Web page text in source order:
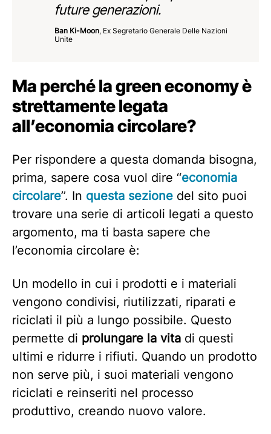
future generazioni.
Ban Ki-Moon, Ex Segretario Generale Delle Nazioni
Unite
Ma perché la green economy è
strettamente legata
all’economia circolare?
Per rispondere a questa domanda bisogna,
prima, sapere cosa vuol dire ‘‘economia
circolare’’. In questa sezione del sito puoi
trovare una serie di articoli legati a questo
argomento, ma ti basta sapere che
l’economia circolare è:
Un modello in cui i prodotti e i materiali
vengono condivisi, riutilizzati, riparati e
riciclati il più a lungo possibile. Questo
permette di prolungare la vita di questi
ultimi e ridurre i rifiuti. Quando un prodotto
non serve più, i suoi materiali vengono
riciclati e reinseriti nel processo
produttivo, creando nuovo valore.